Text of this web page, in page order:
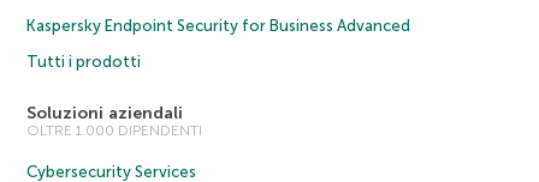
Kaspersky Endpoint Security for Business Advanced
Tutti i prodotti
Soluzioni aziendali
OLTRE 1.000 DIPENDENTI
Cybersecurity Services